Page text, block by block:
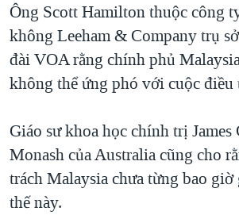
Ông Scott Hamilton thuộc công
không Leeham & Company trụ
đài VOA rằng chính phủ
không thể ứng phó với cuộc điều
Giáo sư khoa học chính trị
Monash của Australia cũng cho
trách Malaysia chưa từng bao
thế này.